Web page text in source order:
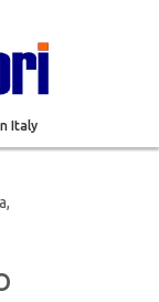
Italy